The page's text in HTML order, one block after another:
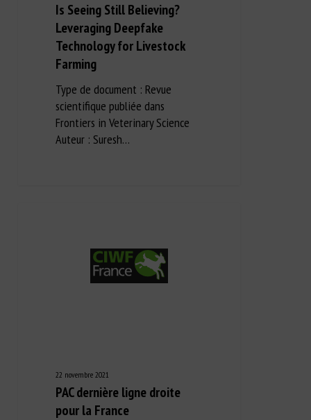
Is Seeing Still Believing?
Leveraging Deepfake
Technology for Livestock
Farming
Type de document : Revue
scientifique publiée dans
Frontiers in Veterinary Science
Auteur : Suresh…
22 novembre 2021
PAC dernière ligne droite
pour la France